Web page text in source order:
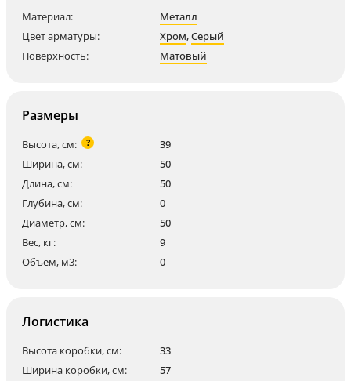
Материал:
Металл
Цвет арматуры:
Хром,Серый
Поверхность:
Матовый
Размеры
Высота, см: ?
39
Ширина, см:
50
Длина, см:
50
Глубина, см:
0
Диаметр, см:
50
Вес, кг:
9
Объем, м3:
0
Логистика
Высота коробки, см:
33
Ширина коробки, см:
57